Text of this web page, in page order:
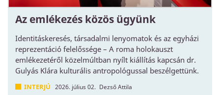
Az emlékezés közös ügyünk
Identitáskeresés, társadalmi lenyomatok és az egyházi
reprezentáció felelőssége – A roma holokauszt
emlékezetéről közelmúltban nyílt kiállítás kapcsán dr.
Gulyás Klára kulturális antropológussal beszélgettünk.
INTERJÚ 2026. július 02. Dezső Attila